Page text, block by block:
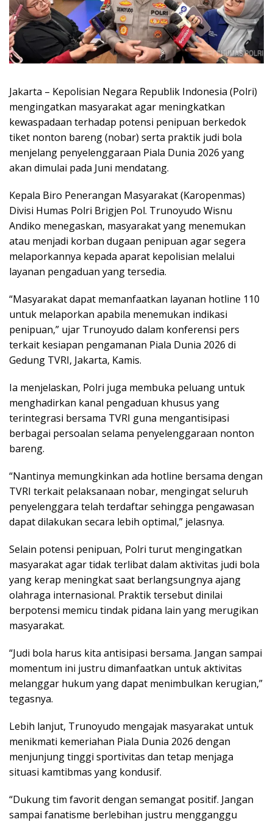
Jakarta – Kepolisian Negara Republik Indonesia (Polri)
mengingatkan masyarakat agar meningkatkan
kewaspadaan terhadap potensi penipuan berkedok
tiket nonton bareng (nobar) serta praktik judi bola
menjelang penyelenggaraan Piala Dunia 2026 yang
akan dimulai pada Juni mendatang.
Kepala Biro Penerangan Masyarakat (Karopenmas)
Divisi Humas Polri Brigjen Pol. Trunoyudo Wisnu
Andiko menegaskan, masyarakat yang menemukan
atau menjadi korban dugaan penipuan agar segera
melaporkannya kepada aparat kepolisian melalui
layanan pengaduan yang tersedia.
“Masyarakat dapat memanfaatkan layanan hotline 110
untuk melaporkan apabila menemukan indikasi
penipuan,” ujar Trunoyudo dalam konferensi pers
terkait kesiapan pengamanan Piala Dunia 2026 di
Gedung TVRI, Jakarta, Kamis.
Ia menjelaskan, Polri juga membuka peluang untuk
menghadirkan kanal pengaduan khusus yang
terintegrasi bersama TVRI guna mengantisipasi
berbagai persoalan selama penyelenggaraan nonton
bareng.
“Nantinya memungkinkan ada hotline bersama dengan
TVRI terkait pelaksanaan nobar, mengingat seluruh
penyelenggara telah terdaftar sehingga pengawasan
dapat dilakukan secara lebih optimal,” jelasnya.
Selain potensi penipuan, Polri turut mengingatkan
masyarakat agar tidak terlibat dalam aktivitas judi bola
yang kerap meningkat saat berlangsungnya ajang
olahraga internasional. Praktik tersebut dinilai
berpotensi memicu tindak pidana lain yang merugikan
masyarakat.
“Judi bola harus kita antisipasi bersama. Jangan sampai
momentum ini justru dimanfaatkan untuk aktivitas
melanggar hukum yang dapat menimbulkan kerugian,”
tegasnya.
Lebih lanjut, Trunoyudo mengajak masyarakat untuk
menikmati kemeriahan Piala Dunia 2026 dengan
menjunjung tinggi sportivitas dan tetap menjaga
situasi kamtibmas yang kondusif.
“Dukung tim favorit dengan semangat positif. Jangan
sampai fanatisme berlebihan justru mengganggu